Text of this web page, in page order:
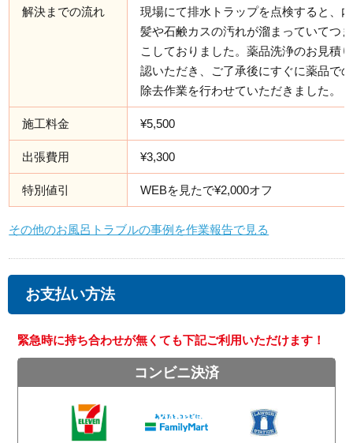
解決までの流れ
現場にて排水トラップを点検すると、
髪や石鹸カスの汚れが溜まっていてつ
こしておりました。薬品洗浄のお見積
認いただき、ご了承後にすぐに薬品で
除去作業を行わせていただきました。
施工料金 ¥5,500
出張費用 ¥3,300
特別値引 WEBを見たで¥2,000オフ
その他のお風呂トラブルの事例を作業報告で見る
お支払い方法
緊急時に持ち合わせが無くても下記ご利用いただけます！
コンビニ決済